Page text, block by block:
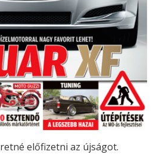
előfizetni az újságot.